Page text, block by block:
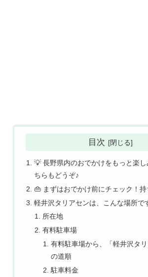
目次
💡 長野県内のおでかけをもっと楽し
ちらもどうぞ♪
👜 まずはおでかけ前にチェック！
軽井沢タリアセンは、こんな場所で
所在地
有料駐車場
有料駐車場から、「軽井沢タ
の道順
駐車料金